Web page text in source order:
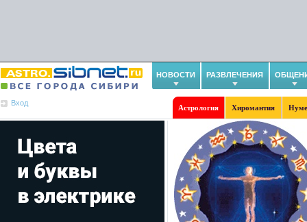
НОВОСТИ РАЗВЛЕЧЕНИЯ
Вход
Астрология Хиромантия